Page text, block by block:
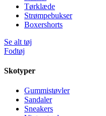
Tørklæde
Strømpebukser
Boxershorts
Se alt tøj
Fodtøj
Skotyper
Gummistøvler
Sandaler
Sneakers